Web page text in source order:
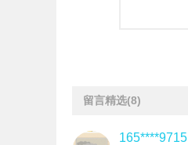
留言精选(8)
165****9715